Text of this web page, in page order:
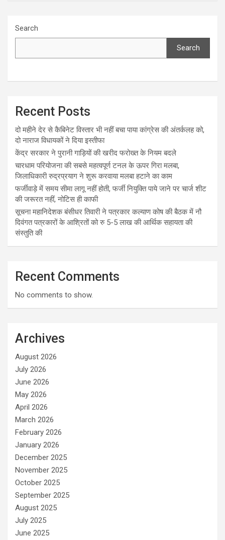
Search
Search
Recent Posts
दो महीने देर से कैबिनेट विस्तार भी नहीं बचा पाया कांग्रेस की अंतर्कलह को,
दो नाराज विधायकों ने दिया इस्तीफा
केंद्र सरकार ने पुरानी गाड़ियों की खरीद फरोख्त के नियम बदले
चारधाम परियोजना की सबसे महत्वपूर्ण टनल के ऊपर गिरा मलबा,
जिलाधिकारी रुद्रप्रयाग ने शुरू करवाया मलबा हटाने का काम
फर्जीवाड़े में समय सीमा लागू नहीं होती, फर्जी नियुक्ति पाये जाने पर चार्ज शीट
की जरूरत नहीं, नोटिस ही काफी
सूचना महानिदेशक बंसीधर तिवारी ने पत्रकार कल्याण कोष की बैठक में नौ
दिवंगत पत्रकारों के आश्रितों को रु 5-5 लाख की आर्थिक सहायता की
संस्तुति की
Recent Comments
No comments to show.
Archives
August 2026
July 2026
June 2026
May 2026
April 2026
March 2026
February 2026
January 2026
December 2025
November 2025
October 2025
September 2025
August 2025
July 2025
June 2025